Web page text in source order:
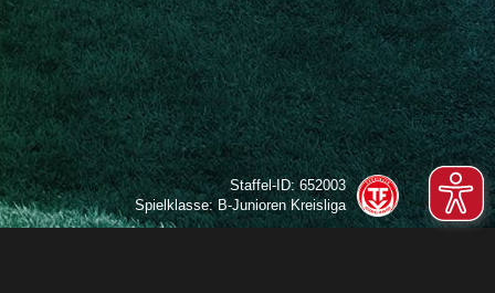
Staffel-ID: 652003
Spielklasse: B-Junioren Kreisliga